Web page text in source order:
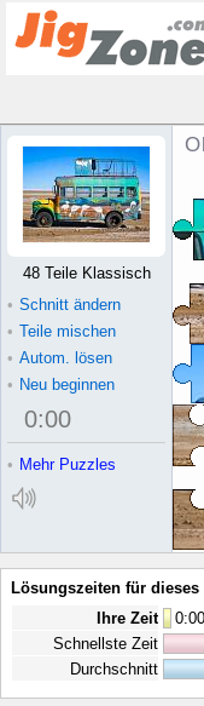
48 Teile Klassisch
• Schnitt ändern
• Teile mischen
• Autom. lösen
• Neu beginnen
0:00
• Mehr Puzzles
Lösungszeiten für dieses
Ihre Zeit
0:00
Schnellste Zeit
Durchschnitt